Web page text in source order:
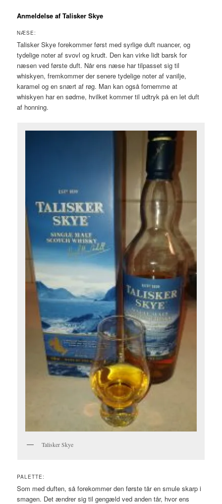
Anmeldelse af Talisker Skye
NÆSE:
Talisker Skye forekommer først med syrlige duft nuancer, og
tydelige noter af svovl og krudt. Den kan virke lidt barsk for
næsen ved første duft. Når ens næse har tilpasset sig til
whiskyen, fremkommer der senere tydelige noter af vanilje,
karamel og en snært af røg. Man kan også fornemme at
whiskyen har en sødme, hvilket kommer til udtryk på en let duft
af honning.
Talisker Skye
PALETTE:
Som med duften, så forekommer den første tår en smule skarp i
smagen. Det ændrer sig til gengæld ved anden tår, hvor ens